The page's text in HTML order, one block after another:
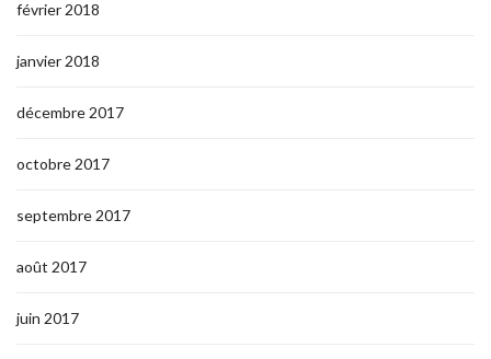
février 2018
janvier 2018
décembre 2017
octobre 2017
septembre 2017
août 2017
juin 2017